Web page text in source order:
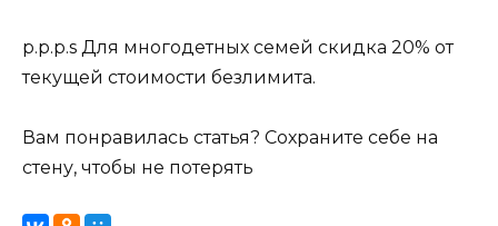
p.p.p.s Для многодетных семей скидка 20% от
текущей стоимости безлимита.
Вам понравилась статья? Сохраните себе на
стену, чтобы не потерять